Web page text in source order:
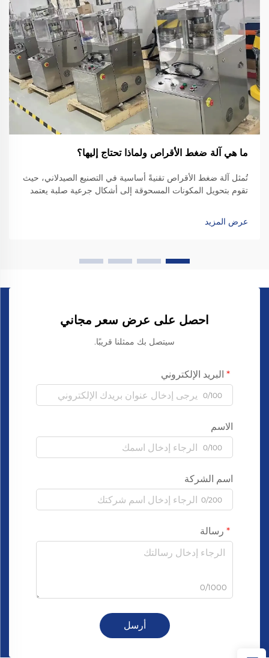
ما هي آلة ضغط الأقراص ولماذا تحتاج إليها؟
تُمثل آلة ضغط الأقراص تقنيةً أساسية في التصنيع الصيدلاني، حيث
تقوم بتحويل المكونات المسحوقة إلى أشكال جرعية صلبة يعتمد
ورفاهيتهم. وتؤدي هذه المعدات المتطورة...
عرض المزيد
احصل على عرض سعر مجاني
سيتصل بك ممثلنا قريبًا.
البريد الإلكتروني
0/100
الاسم
0/100
اسم الشركة
0/200
رسالة
0/1000
أرسل